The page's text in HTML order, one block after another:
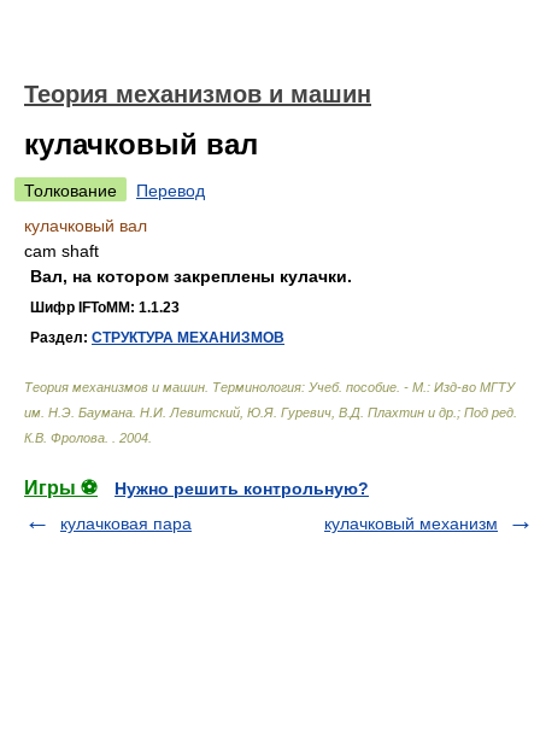
Теория механизмов и машин
кулачковый вал
Толкование
Перевод
кулачковый вал
cam shaft
Вал, на котором закреплены кулачки.
Шифр IFToMM: 1.1.23
Раздел: СТРУКТУРА МЕХАНИЗМОВ
Теория механизмов и машин. Терминология: Учеб. пособие. - М.: Изд-во МГТУ
им. Н.Э. Баумана Н.И. Левитский, Ю.Я. Гуревич, В.Д. Плахтин и др.; Под ред.
К.В. Фролова.
2004
Игры ⚽
Нужно решить контрольную?
кулачковая пара
кулачковый механизм